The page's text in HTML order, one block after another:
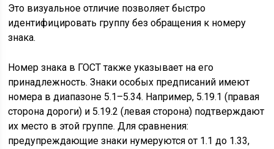
Это визуальное отличие позволяет быстро
идентифицировать группу без обращения к номеру
знака.
Номер знака в ГОСТ также указывает на его
принадлежность. Знаки особых предписаний имеют
номера в диапазоне 5.1–5.34. Например, 5.19.1 (правая
сторона дороги) и 5.19.2 (левая сторона) подтверждают
их место в этой группе. Для сравнения:
предупреждающие знаки нумеруются от 1.1 до 1.33,